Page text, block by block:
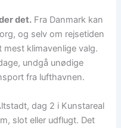
det. Fra Danmark kan
og selv om rejsetiden
klimavenlige valg.
undgå unødige
fra lufthavnen.
dag 2 i Kunstareal
slot eller udflugt. Det